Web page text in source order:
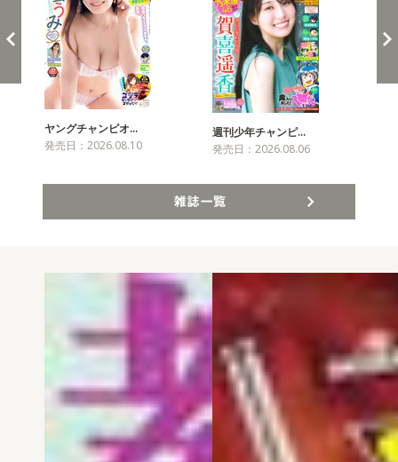
ヤングチャンピオ…
発売日：2026.08.10
週刊少年チャンピ…
発売日：2026.08.06